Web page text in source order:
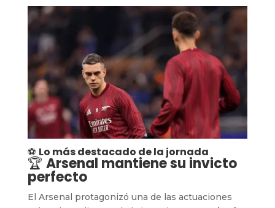
⚽ Lo más destacado de la jornada
🏆 Arsenal mantiene su invicto
perfecto
El Arsenal protagonizó una de las actuaciones